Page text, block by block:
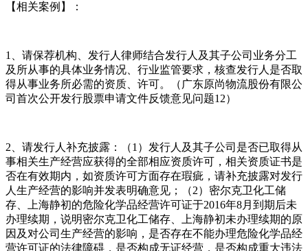
【相关案例】：
1、请保荐机构、发行人律师结合发行人及其子公司业务分工
及所从事的具体业务情况、行业监管要求，核查发行人是否取
得从事业务所必需的资质、许可。（广东原尚物流股份有限公
司首次公开发行股票申请文件反馈意见问题12）
2、请发行人补充披露：（1）发行人及其子公司是否已取得从
事相关生产经营应获得的全部相应资质许可，相关资质证书是
否在有效期内，如资质许可方面存在瑕疵，请补充披露对发行
人生产经营的影响并发表明确意见；（2）密尔克卫化工储
存、上海静初的危险化学品经营许可证于2016年8月到期后未
办理续期，说明密尔克卫化工储存、上海静初未办理续期的原
因及对公司生产经营的影响，是否存在不能办理危险化学品经
营许可证的法律障碍，是否构成无证经营，是否构成重大违法